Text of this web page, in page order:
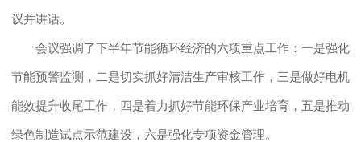
议并讲话。
会议强调了下半年节能循环经济的六项重点工作：一是强化
节能预警监测，二是切实抓好清洁生产审核工作，三是做好电机
能效提升收尾工作，四是着力抓好节能环保产业培育，五是推动
绿色制造试点示范建设，六是强化专项资金管理。